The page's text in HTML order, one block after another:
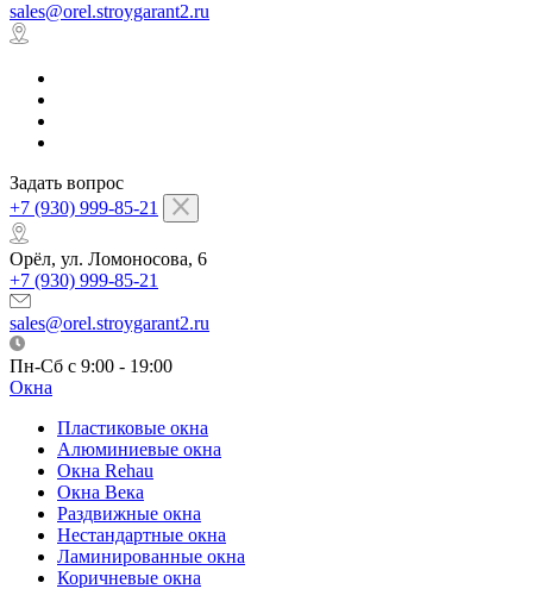
sales@orel.stroygarant2.ru
Задать вопрос
+7 (930) 999-85-21
Орёл, ул. Ломоносова, 6
+7 (930) 999-85-21
sales@orel.stroygarant2.ru
Пн-Сб с 9:00 - 19:00
Окна
Пластиковые окна
Алюминиевые окна
Окна Rehau
Окна Века
Раздвижные окна
Нестандартные окна
Ламинированные окна
Коричневые окна